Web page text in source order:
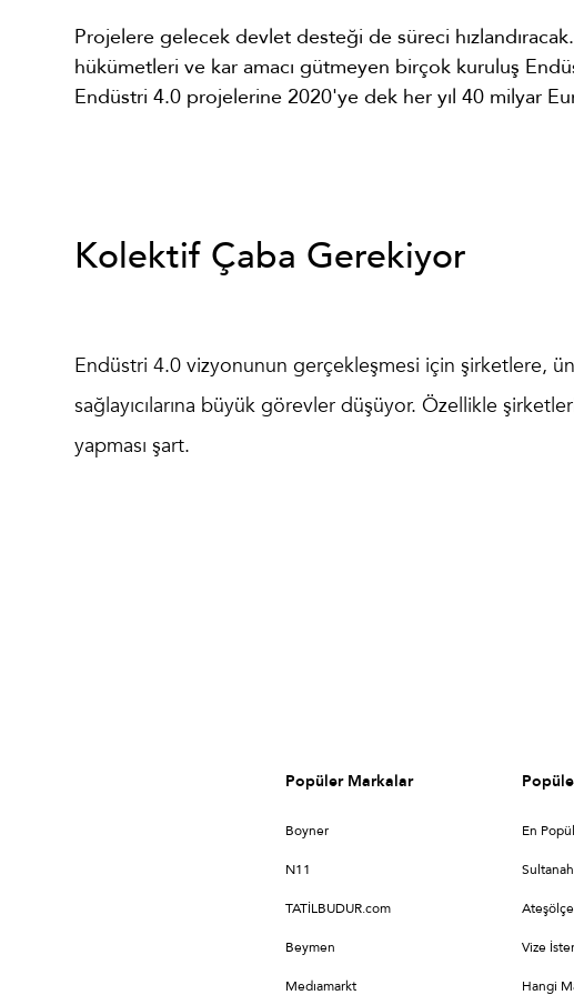
Projelere gelecek devlet desteği de süreci
hükümetleri ve kar amacı gütmeyen birçok kuruluş
Endüstri 4.0 projelerine 2020'ye dek her yıl 40 milyar
Kolektif Çaba Gerekiyor
Endüstri 4.0 vizyonunun gerçekleşmesi için şirketlere,
sağlayıcılarına büyük görevler düşüyor. Özellikle
yapması şart.
Popüler Markalar
Boyner
N11
TATİLBUDUR.com
Beymen
Medıamarkt
En
Vize
Hangi